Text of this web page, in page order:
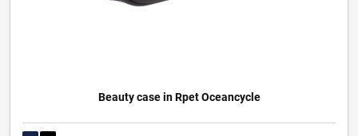
Beauty case in Rpet Oceancycle